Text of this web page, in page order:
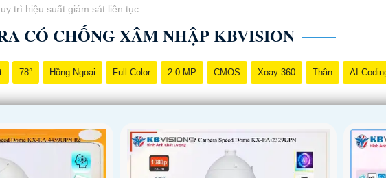
trì hiệu suất giám sát liên tục.
CÓ CHỐNG XÂM NHẬP KBVISION
78° Hồng Ngoại Full Color 2.0 MP CMOS Xoay 360 Thân AI